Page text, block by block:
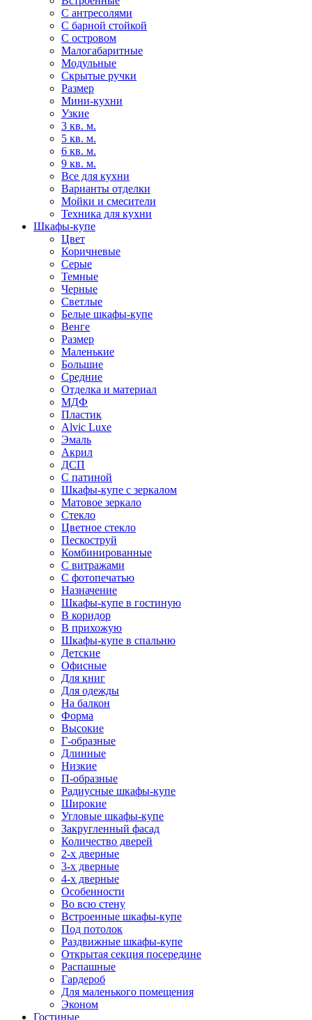
С антресолями
С барной стойкой
С островом
Малогабаритные
Модульные
Скрытые ручки
Размер
Мини-кухни
Узкие
3 кв. м.
5 кв. м.
6 кв. м.
9 кв. м.
Все для кухни
Варианты отделки
Мойки и смесители
Техника для кухни
Шкафы-купе
Цвет
Коричневые
Серые
Темные
Черные
Светлые
Белые шкафы-купе
Венге
Размер
Маленькие
Большие
Средние
Отделка и материал
МДФ
Пластик
Alvic Luxe
Эмаль
Акрил
ДСП
С патиной
Шкафы-купе с зеркалом
Матовое зеркало
Стекло
Цветное стекло
Пескоструй
Комбинированные
С витражами
С фотопечатью
Назначение
Шкафы-купе в гостиную
В коридор
В прихожую
Шкафы-купе в спальню
Детские
Офисные
Для книг
Для одежды
На балкон
Форма
Высокие
Г-образные
Длинные
Низкие
П-образные
Радиусные шкафы-купе
Широкие
Угловые шкафы-купе
Закругленный фасад
Количество дверей
2-х дверные
3-х дверные
4-х дверные
Особенности
Во всю стену
Встроенные шкафы-купе
Под потолок
Раздвижные шкафы-купе
Открытая секция посередине
Распашные
Гардероб
Для маленького помещения
Эконом
Гостиные